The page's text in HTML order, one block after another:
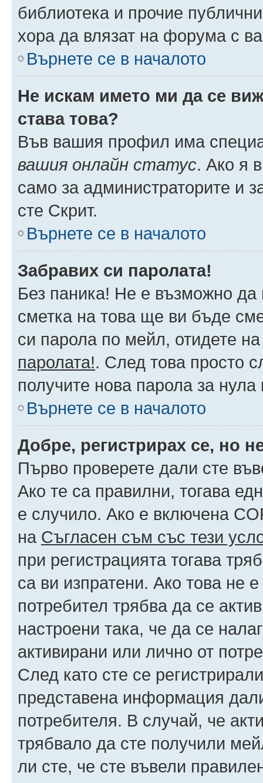
библиотека и прочие
хора да влязат на форума с
Върнете се в началото
Не искам името ми да се
става това?
Във вашия профил има
вашия онлайн статус. Ако я
само за администраторите и
сте Скрит.
Върнете се в началото
Забравих си паролата!
Без паника! Не е възможно да
сметка на това ще ви бъде
си парола по мейл, отидете
паролата!. След това просто
получите нова парола за
Върнете се в началото
Добре, регистрирах се, но
Първо проверете дали сте
Ако те са правилни, тогава
е случило. Ако е включена
на Съгласен съм със тези
при регистрацията тогава
са ви изпратени. Ако това не
потребител трябва да се
настроени така, че да се
активирани или лично от
След като сте се
представена информация
потребителя. В случай, че
трябвало да сте получили
ли сте, че сте въвели